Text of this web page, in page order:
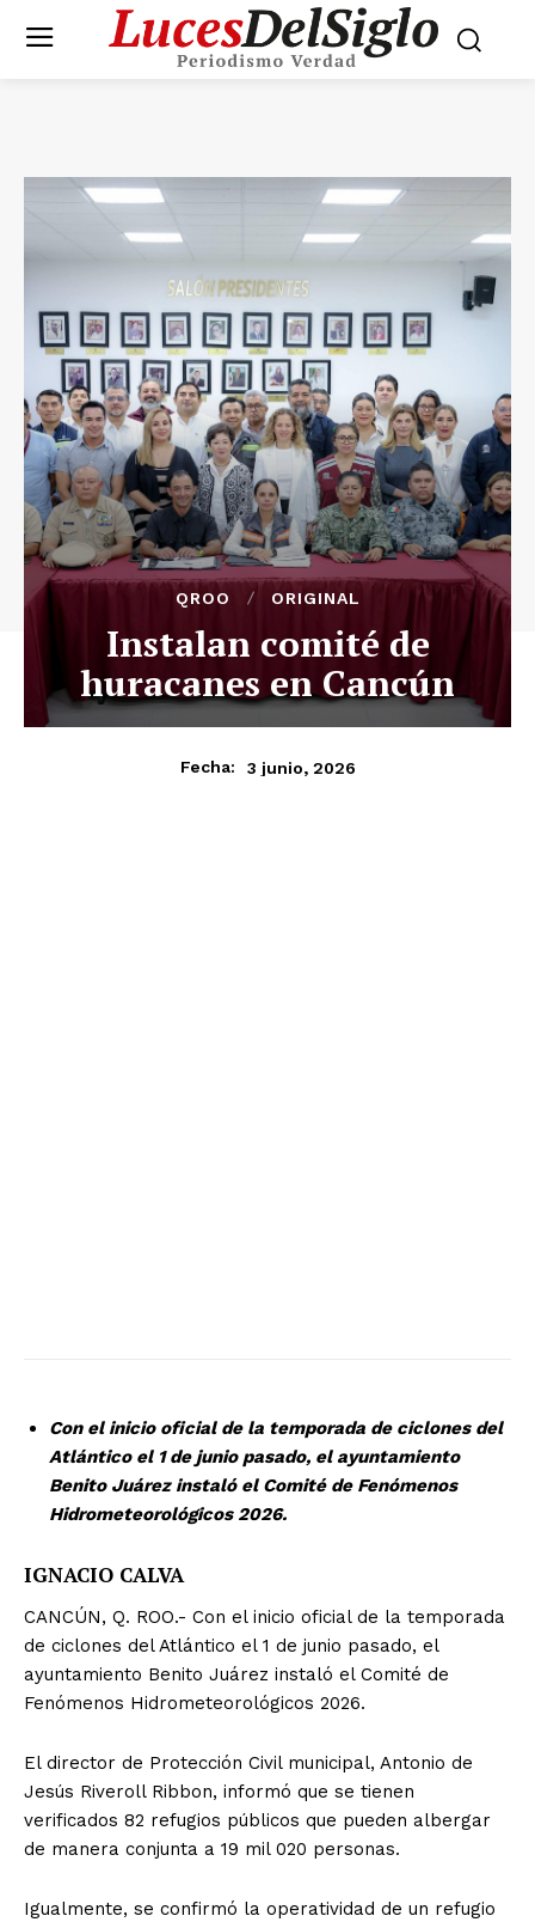
QROO ORIGINAL
Instalan comité de
huracanes en Cancún
Fecha: 3 junio, 2026
Con el inicio oficial de la temporada de ciclones del
Atlántico el 1 de junio pasado, el ayuntamiento
Benito Juárez instaló el Comité de Fenómenos
Hidrometeorológicos 2026.
IGNACIO CALVA
CANCÚN, Q. ROO.- Con el inicio oficial de la temporada
de ciclones del Atlántico el 1 de junio pasado, el
ayuntamiento Benito Juárez instaló el Comité de
Fenómenos Hidrometeorológicos 2026.
El director de Protección Civil municipal, Antonio de
Jesús Riveroll Ribbon, informó que se tienen
verificados 82 refugios públicos que pueden albergar
de manera conjunta a 19 mil 020 personas.
Igualmente, se confirmó la operatividad de un refugio